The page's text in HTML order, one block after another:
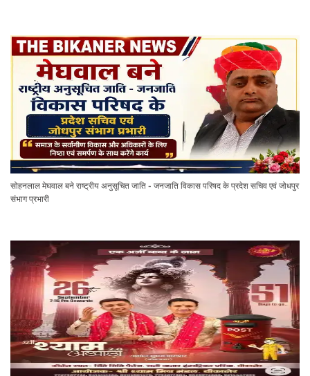
सोहनलाल मेघवाल बने राष्ट्रीय अनुसूचित जाति - जनजाति विकास परिषद के प्रदेश सचिव एवं जोधपुर
संभाग प्रभारी